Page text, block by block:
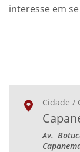
interesse em
Cidade /
Av.